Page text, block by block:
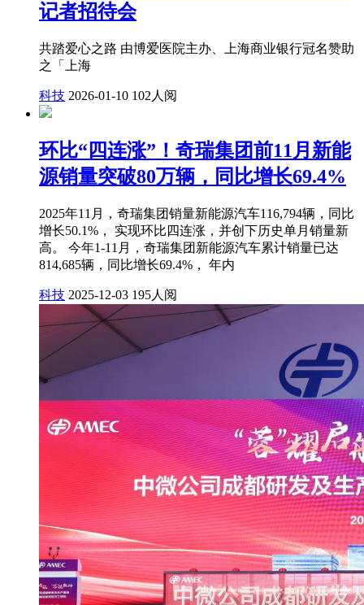
记者招待会
共踏爱心之路 由博爱医院主办、上海商业银行冠名赞助
之「上海
科技 2026-01-10 102人阅
环比“四连涨”！奇瑞集团前11月新能
源销量突破80万辆，同比增长69.4%
2025年11月，奇瑞集团销量新能源汽车116,794辆，同比
增长50.1%， 实现环比四连涨，并创下历史单月销量新
高。 今年1-11月，奇瑞集团新能源汽车累计销量已达
814,685辆，同比增长69.4%， 年内
科技 2025-12-03 195人阅